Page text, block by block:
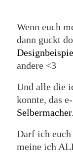
Wenn euch
dann guckt
andere <3
Und alle die
konnte, das
Selbermacher.
Darf ich
meine ich